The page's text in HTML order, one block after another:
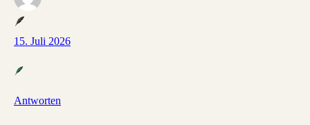
🪶
15. Juli 2026
🪶
Antworten